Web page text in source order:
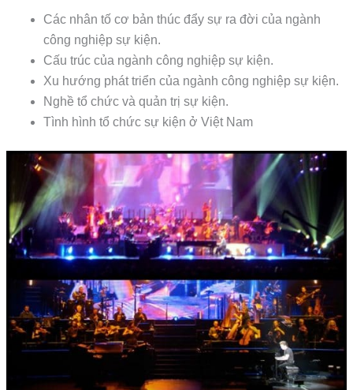
Các nhân tố cơ bản thúc đẩy sự ra đời của ngành
công nghiệp sự kiện.
Cấu trúc của ngành công nghiệp sự kiện.
Xu hướng phát triển của ngành công nghiệp sự kiện.
Nghề tổ chức và quản trị sự kiện.
Tình hình tổ chức sự kiện ở Việt Nam